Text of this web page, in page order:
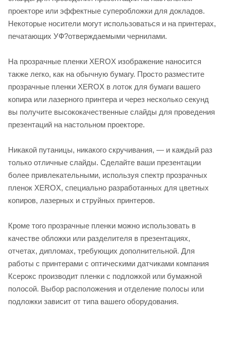
проекторе или эффектные суперобложки для докладов.
Некоторые носители могут использоваться и на принтерах,
печатающих УФ?отверждаемыми чернилами.
На прозрачные пленки XEROX изображение наносится
также легко, как на обычную бумагу. Просто разместите
прозрачные пленки XEROX в лоток для бумаги вашего
копира или лазерного принтера и через несколько секунд
вы получите высококачественные слайды для проведения
презентаций на настольном проекторе.
Никакой путаницы, никакого скручивания, — и каждый раз
только отличные слайды. Сделайте ваши презентации
более привлекательными, используя спектр прозрачных
пленок XEROX, специально разработанных для цветных
копиров, лазерных и струйных принтеров.
Кроме того прозрачные пленки можно использовать в
качестве обложки или разделителя в презентациях,
отчетах, дипломах, требующих дополнительной. Для
работы с принтерами с оптическими датчиками компания
Ксерокс производит пленки с подложкой или бумажной
полосой. Выбор расположения и отделение полосы или
подложки зависит от типа вашего оборудования.